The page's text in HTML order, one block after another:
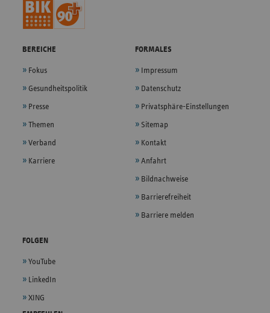
BEREICHE
Fokus
Gesundheitspolitik
Presse
Themen
Verband
Karriere
FORMALES
Impressum
Datenschutz
Privatsphäre-Einstellungen
Sitemap
Kontakt
Anfahrt
Bildnachweise
Barrierefreiheit
Barriere melden
FOLGEN
YouTube
LinkedIn
XING